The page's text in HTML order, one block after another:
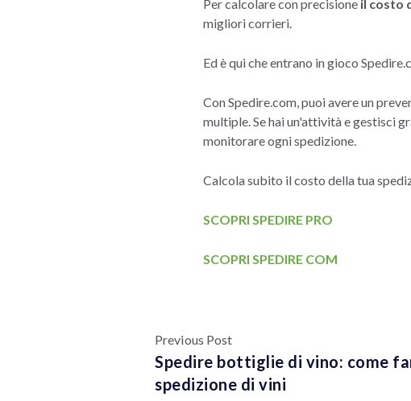
Per calcolare con precisione il costo
migliori corrieri.
Ed è qui che entrano in gioco
Con Spedire.com, puoi avere un
multiple. Se hai un'attività e gestisci
monitorare ogni spedizione.
Calcola subito il costo della tua
SCOPRI SPEDIRE PRO
SCOPRI SPEDIRE COM
Previous Post
Spedire bottiglie di vino: come
spedizione di vini